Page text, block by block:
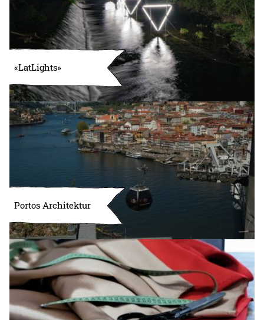
«LatLights»
Portos Architektur